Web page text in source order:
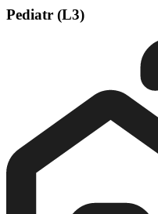
Pediatr (L3)